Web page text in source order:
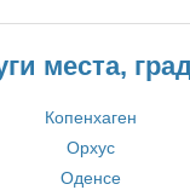
места,
Копенхаген
Орхус
Оденсе